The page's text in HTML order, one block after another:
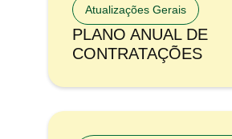
Atualizações Gerais
PLANO ANUAL DE
CONTRATAÇÕES